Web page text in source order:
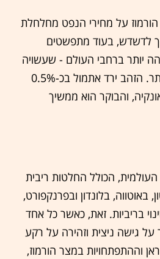
על מחירי הנפט מחלחלת
לדשדש, בעוד מתפשטים
יותר ברחבי העולם - שעשויה
להוביל לריביות גבוהות יותר. הזהב ירד אתמול בכ-0.5%
דולר לאונקיה, והבוקר הוא ממשיך
הכולל החלטות ריבית
באוטווה, בלונדון ובפרנקפורט,
בריביות. זאת, כאשר כל אחד
גישה ניצית וזהירה על רקע
וההתפתחויות במצר הורמוז,